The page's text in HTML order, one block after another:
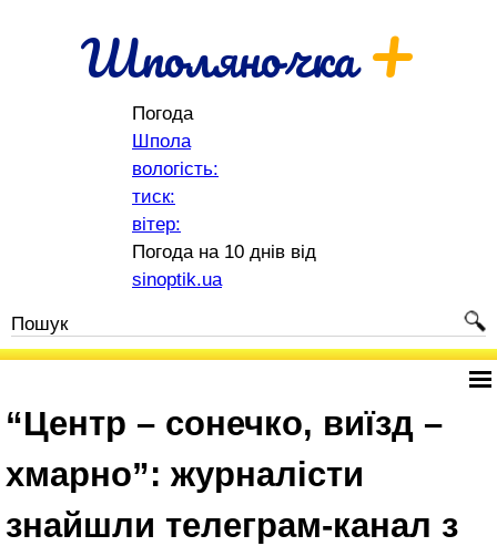
Шполяночка+
Погода
Шпола
вологість:
тиск:
вітер:
Погода на 10 днів від
sinoptik.ua
“Центр – сонечко, виїзд –
хмарно”: журналісти
знайшли телеграм-канал з